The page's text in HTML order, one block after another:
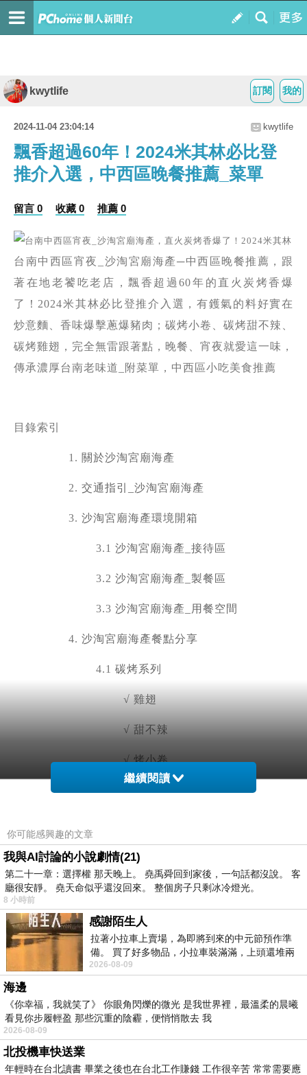
我的
訂閱
kwytlife
2024-11-04 23:04:14 kwytlife
飄香超過60年！2024米其林必比登
推介入選，中西區晚餐推薦_菜單
留言 0 收藏 0 推薦 0
台南中西區宵夜 沙淘宮廟海產─中西區晚餐推薦 ，跟
著在地老饕吃老店，飄香超過60年的直火炭烤香爆
了！2024米其林必比登推介入選，有鑊氣的料好實在
炒意麵、香味爆擊蔥爆豬肉；碳烤小卷、碳烤甜不辣、
碳烤雞翅，完全無雷跟著點，晚餐、宵夜就愛這一味，
傳承濃厚台南老味道_附菜單， 中西區小吃美食推薦
目錄索引
1. 關於沙淘宮廟海產
2. 交通指引_沙淘宮廟海產
3. 沙淘宮廟海產環境開箱
3.1 沙淘宮廟海產_接待區
3.2 沙淘宮廟海產_製餐區
3.3 沙淘宮廟海產_用餐空間
4. 沙淘宮廟海產餐點分享
4.1 碳烤系列
√ 雞翅
√ 甜不辣
√ 烤小卷
√ 炒意麵
5.消費資訊
5.1沙淘宮廟海產餐點評價
5.2沙淘宮廟海產菜單
6.台南中西區宵夜相關資訊
6.1品牌資訊
Ⅰ 關於沙淘宮廟海產
繼續閱讀
你可能感興趣的文章
我與AI討論的小說劇情(21)
第二十一章：選擇權 那天晚上。 堯禹舜回到家後，一句話都沒說。 客
廳很安靜。 堯天命似乎還沒回來。 整個房子只剩冰冷燈光。
8 小時前
感謝陌生人
拉著小拉車上賣場，為即將到來的中元節預作準
備。 買了好多物品，小拉車裝滿滿，上頭還堆兩
紙箱。 雖辛苦了點，這點程度我一個人搬
2026-08-09
海邊
《你幸福，我就笑了》 你眼角閃爍的微光 是我世界裡，最溫柔的晨曦
看見你步履輕盈 那些沉重的陰霾，便悄悄散去 我
2026-08-09
北投機車快送業
年輕時在台北讀書 畢業之後也在台北工作賺錢 工作很辛苦 常常需要應